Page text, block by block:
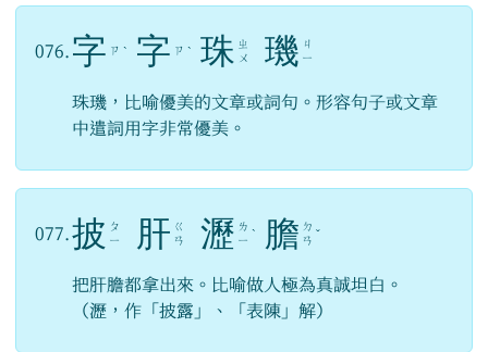
076. 字 ㄗ ˋ 字 ㄗ ˋ 珠 ㄓ
ㄨ
璣 ㄐ
ㄧ
珠璣，比喻優美的文章或詞句。形容句子或文章
中遣詞用字非常優美。
077. 披 ㄆ
ㄧ
肝 ㄍ
ㄢ
瀝 ㄌ
ㄧ ˋ 膽 ㄉ
ㄢ ˇ
把肝膽都拿出來。比喻做人極為真誠坦白。
（瀝，作「披露」、「表陳」解）